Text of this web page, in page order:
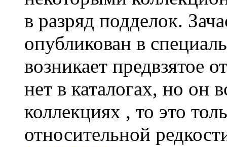
в разряд подделок.
опубликован в
возникает предвзятое
нет в каталогах, но он
коллекциях , то это
относительной